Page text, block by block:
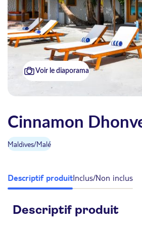
Voir le diaporama
Cinnamon
Maldives/Malé
Descriptif produitInclus/Non inclus
Descriptif produit